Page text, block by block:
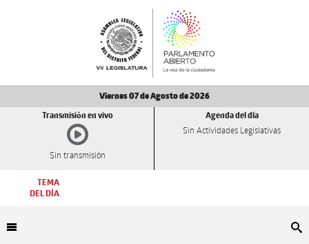
Viernes 07 de Agosto de 2026
Transmisión en vivo
Sin transmisión
Agenda del día
Sin Actividades Legislativas
TEMA
DEL DÍA